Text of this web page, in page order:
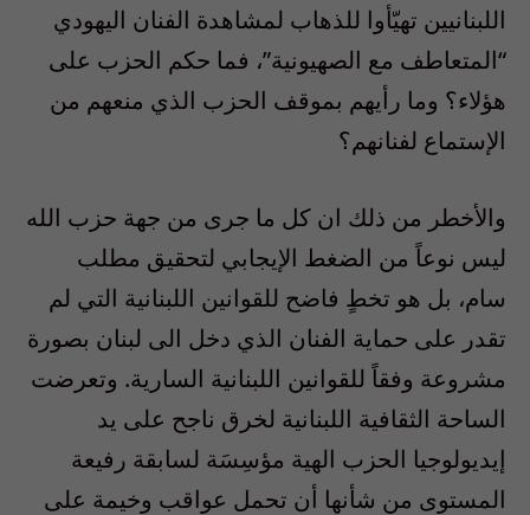
اللبنانيين تهيّأوا للذهاب لمشاهدة الفنان اليهودي
“المتعاطف مع الصهيونية”، فما حكم الحزب على
هؤلاء؟ وما رأيهم بموقف الحزب الذي منعهم من
الإستماع لفنانهم؟
والأخطر من ذلك ان كل ما جرى من جهة حزب الله
ليس نوعاً من الضغط الإيجابي لتحقيق مطلب
سام، بل هو تخطٍ فاضح للقوانين اللبنانية التي لم
تقدر على حماية الفنان الذي دخل الى لبنان بصورة
مشروعة وفقاً للقوانين اللبنانية السارية. وتعرضت
الساحة الثقافية اللبنانية لخرق ناجح على يد
إيديولوجيا الحزب الهية مؤسِسَة لسابقة رفيعة
المستوى من شأنها أن تحمل عواقب وخيمة على